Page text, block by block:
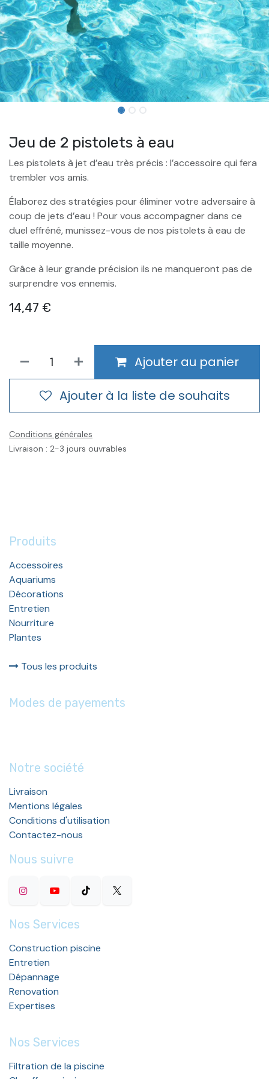
Jeu de 2 pistolets à eau
Les pistolets à jet d’eau très précis : l’accessoire qui fera
trembler vos amis.
Élaborez des stratégies pour éliminer votre adversaire à
coup de jets d’eau ! Pour vous accompagner dans ce
duel effréné, munissez-vous de nos pistolets à eau de
taille moyenne.
Grâce à leur grande précision ils ne manqueront pas de
surprendre vos ennemis.
14,47 €
Ajouter au panier
Ajouter à la liste de souhaits
Conditions générales
Livraison : 2-3 jours ouvrables
Produits
Accessoires
Aquariums
Décorations
Entretien
Nourriture
Plantes
Tous les produits
Modes de payements
Notre société
Livraison
Mentions légales
Conditions d'utilisation
Contactez-nous
Nous suivre
Nos Services
Construction piscine
Entretien
Dépannage
Renovation
Expertises
Nos Services
Filtration de la piscine